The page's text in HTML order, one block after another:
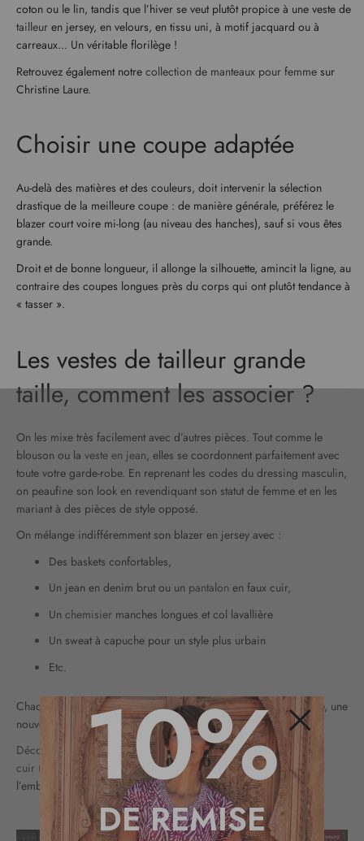
coton ou le lin, tandis que l’hiver se veut plutôt propice à une veste de
tailleur en jersey, en velours, en tissu uni, à motif jacquard ou à
carreaux... Un véritable florilège !
Retrouvez également notre collection de manteaux pour femme sur
Christine Laure.
Choisir une coupe adaptée
Au-delà des matières et des couleurs, doit intervenir la sélection
drastique de la meilleure coupe : de manière générale, préférez le
blazer court voire mi-long (au niveau des hanches), sauf si vous êtes
grande.
Droit et de bonne longueur, il allonge la silhouette, amincit la ligne, au
contraire des coupes longues près du corps qui ont plutôt tendance à
« tasser ».
Les vestes de tailleur grande
taille, comment les associer ?
On les mixe très facilement avec d’autres pièces. Tout comme le
blouson ou la veste en jean, elles se coordonnent parfaitement avec
toute votre garde-robe. En reprenant les codes du dressing masculin,
on peaufine son look en revendiquant son statut de femme et en les
mariant à des pièces de style opposé.
On mélange indifféremment son blazer en jersey avec :
Des baskets confortables,
Un jean en denim brut ou un pantalon en faux cuir,
Un chemisier manches longues et col lavallière
Un sweat à capuche pour un style plus urbain
Etc.
Chaque association est l’occasion de peaufiner un nouveau style, une
nouvelle tenue : soyez créatives !
Découvrez notre large choix de vestes pour femme:vestes en
cuir ( grande tailleou pas), bombers vestes à cols… Vous avez
l’embarras du choix !
Fermer
10%
DE REMISE